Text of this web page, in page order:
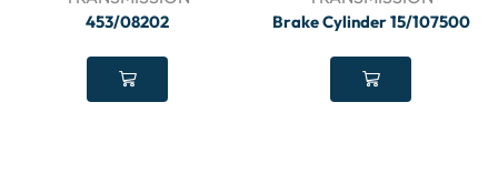
453/08202 Brake Cylinder 15/107500